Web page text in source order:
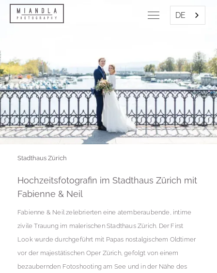
DE
Stadthaus Zürich
Hochzeitsfotografin im Stadthaus Zürich mit
Fabienne & Neil
Fabienne & Neil zelebrierten eine atemberaubende, intime
zivile Trauung im malerischen Stadthaus Zürich. Der First
Look wurde durchgeführt mit Papas nostalgischem Oldtimer
vor der majestätischen Oper Zürich, gefolgt von einem
bezaubernden Fotoshooting am See und in der Nähe des